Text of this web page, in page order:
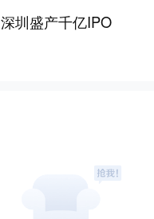
深圳盛产千亿IPO